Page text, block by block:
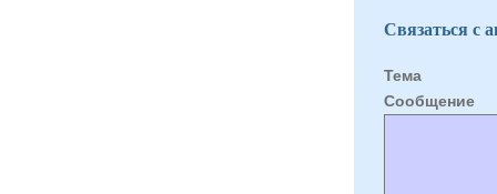
Связаться с
Тема
Cообщение